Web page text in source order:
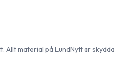
. Allt material påLundNyttär